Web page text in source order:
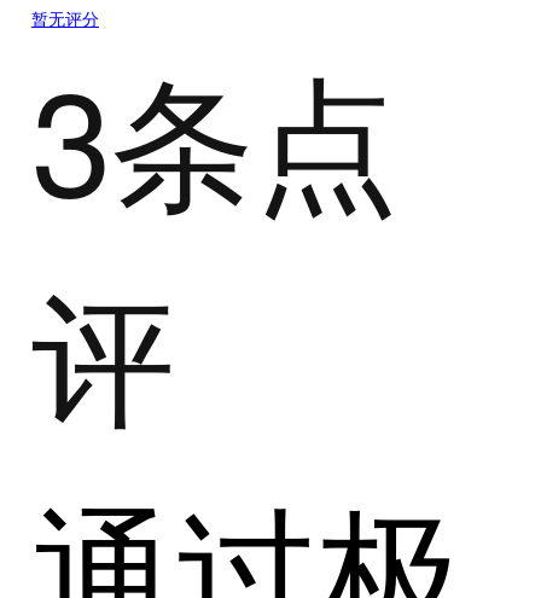
暂无评分
3条点
评